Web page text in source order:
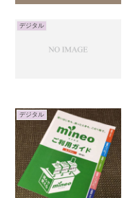
デジタル
デジタル